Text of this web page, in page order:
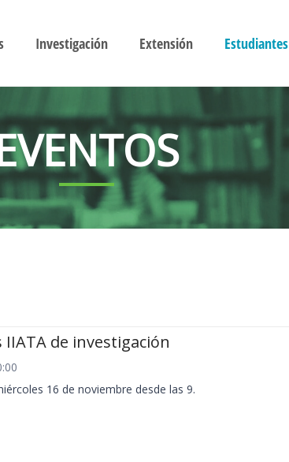
Investigación Extensión Estudiantes
IIATA de investigación
16 de noviembre desde las 9.